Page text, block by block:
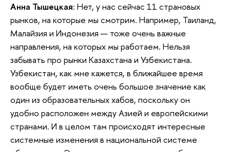
Анна Тышецкая: Нет, у нас сейчас 11 страновых
рынков, на которые мы смотрим. Например, Таиланд,
Малайзия и Индонезия — тоже очень важные
направления, на которых мы работаем. Нельзя
забывать про рынки Казахстана и Узбекистана.
Узбекистан, как мне кажется, в ближайшее время
вообще будет иметь очень большое значение как
один из образовательных хабов, поскольку он
удобно расположен между Азией и европейскими
странами. И в целом там происходят интересные
системные изменения в национальной системе